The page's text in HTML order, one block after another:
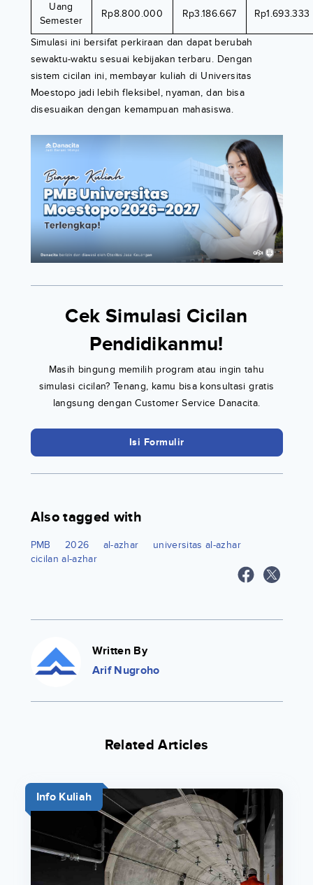
Uang
Semester
Rp8.800.000 Rp3.186.667 Rp1.693.333
Simulasi ini bersifat perkiraan dan dapat berubah
sewaktu-waktu sesuai kebijakan terbaru. Dengan
sistem cicilan ini, membayar kuliah di Universitas
Moestopo jadi lebih fleksibel, nyaman, dan bisa
disesuaikan dengan kemampuan mahasiswa.
Cek Simulasi Cicilan
Pendidikanmu!
Masih bingung memilih program atau ingin tahu
simulasi cicilan? Tenang, kamu bisa konsultasi gratis
langsung dengan Customer Service Danacita.
Isi Formulir
Also tagged with
PMB 2026 al-azhar
universitas al-azhar
cicilan al-azhar
Written By
Arif Nugroho
Related Articles
Info Kuliah